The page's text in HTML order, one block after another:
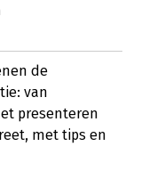
de
van
presenteren
met tips en